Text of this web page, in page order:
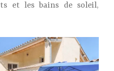
et les bains de soleil,